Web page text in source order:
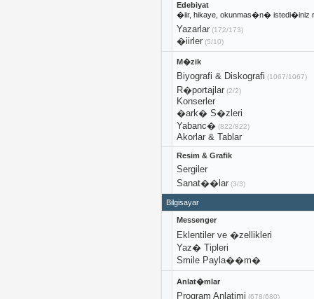
Edebiyat
�iir, hikaye, okunmas�n� istedi�iniz
Yazarlar(172/173)
�iirler(5/10)
M�zik
Biyografi & Diskografi (1067/1067)
R�portajlar(2/2)
Konserler
�ark� S�zleri
Yabanc�(822/822)
Akorlar & Tablar
Resim & Grafik
Sergiler
Sanat��lar(3/3)
Bilgisayar
Messenger
Eklentiler ve �zellikleri
Yaz� Tipleri
Smile Payla��m�
Anlat�mlar
Program Anlatimi (678/680)